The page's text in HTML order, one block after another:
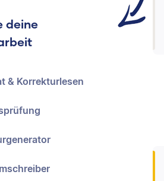
deine
& Korrekturlesen